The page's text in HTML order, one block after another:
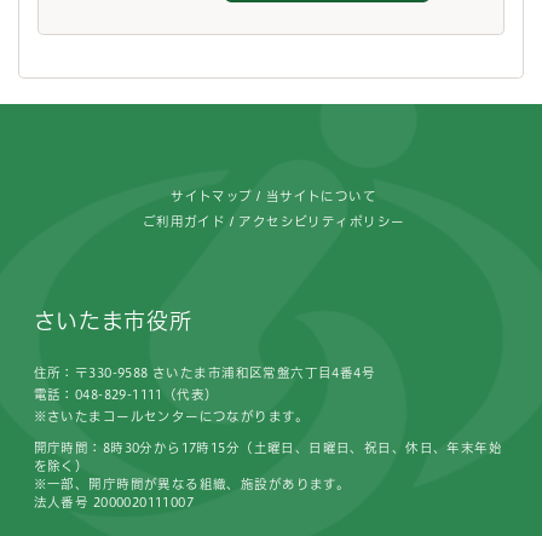
サイトマップ 当サイトについて
ご利用ガイド アクセシビリティポリシー
さいたま市役所
住所：〒330-9588 さいたま市浦和区常盤六丁目4番4号
電話：048-829-1111（代表）
※さいたまコールセンターにつながります。
開庁時間：8時30分から17時15分（土曜日、日曜日、祝日、休日、年末年始
を除く）
※一部、開庁時間が異なる組織、施設があります。
法人番号 2000020111007